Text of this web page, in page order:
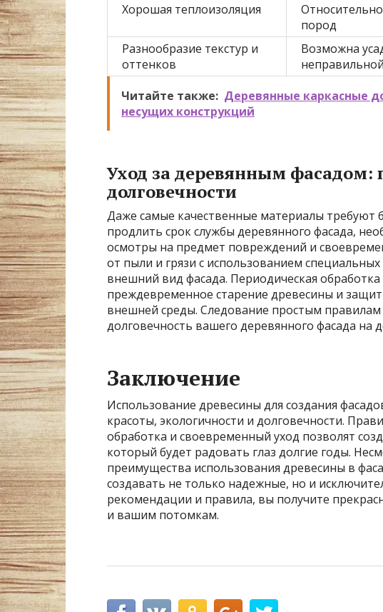
Хорошая теплоизоляция
пород
Разнообразие текстур и
оттенков
Возможна
Читайте также: Деревянные каркасные
несущих конструкций
Уход за деревянным фасадом:
долговечности
Даже самые качественные материалы требуют
продлить срок службы деревянного фасада,
осмотры на предмет повреждений и
от пыли и грязи с использованием
внешний вид фасада. Периодическая
преждевременное старение древесины и
внешней среды. Следование простым правилам
долговечность вашего деревянного фасада на
Заключение
Использование древесины для создания
красоты, экологичности и долговечности.
обработка и своевременный уход позволят
который будет радовать глаз долгие годы.
преимущества использования древесины в
создавать не только надежные, но и
рекомендации и правила, вы получите
и вашим потомкам.